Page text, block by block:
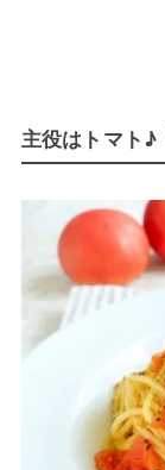
主役はトマト♪